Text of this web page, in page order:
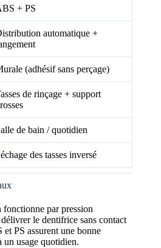
+ PS
automatique +
(adhésif sans perçage)
de rinçage + support
de bain / quotidien
des tasses inversé
par pression
le dentifrice sans contact
PS assurent une bonne
un usage quotidien.